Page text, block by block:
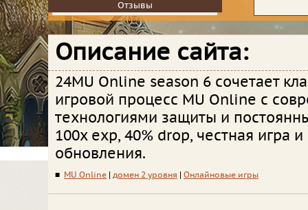
Отзывы
Отзывы
Описание сайта:
24MU Online season 6 сочетает
игровой процесс MU Online с
технологиями защиты и
100x exp, 40% drop, честная игра
обновления.
■ MU Online домен 2 уровня Онлайновые игры